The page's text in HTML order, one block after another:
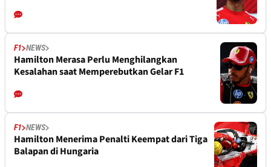
F1 NEWS
Hamilton Merasa Perlu Menghilangkan
Kesalahan saat Memperebutkan Gelar F1
F1 NEWS
Hamilton Menerima Penalti Keempat dari Tiga
Balapan di Hungaria